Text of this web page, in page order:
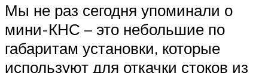
Мы не раз сегодня упоминали о
мини-КНС – это небольшие по
габаритам установки, которые
используют для откачки стоков из